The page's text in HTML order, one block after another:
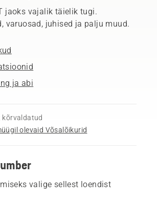
jaoks vajalik täielik tugi.
varuosad, juhised ja palju muud.
ja abi
kõrvaldatud
olevaid Võsalõikurid
valige sellest loendist